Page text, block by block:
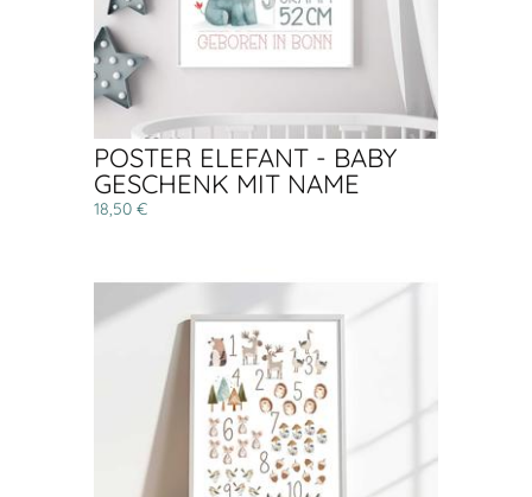
POSTER ELEFANT - BABY
GESCHENK MIT NAME
18,50 €